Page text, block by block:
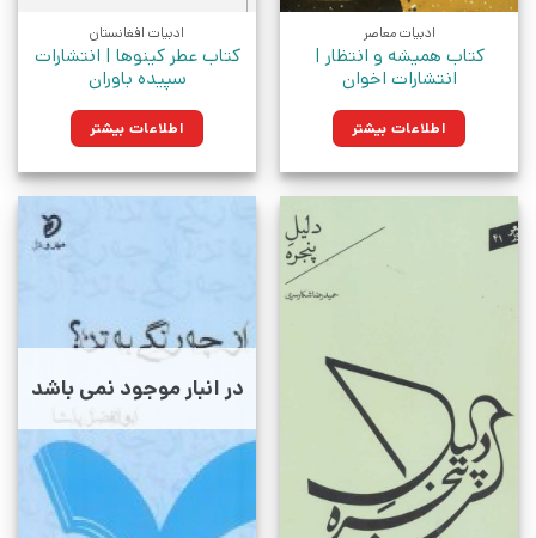
ادبیات معاصر
کتاب همیشه و انتظار |
انتشارات اخوان
اطلاعات بیشتر
ادبیات افغانستان
کتاب عطر کینوها | انتشارات
سپیده باوران
اطلاعات بیشتر
در انبار موجود نمی باشد